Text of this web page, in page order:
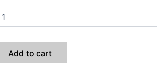
Add to cart